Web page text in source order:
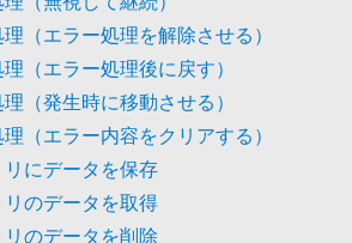
（エラー処理を解除させる）
（エラー処理後に戻す）
（発生時に移動させる）
（エラー内容をクリアする）
リにデータを保存
リのデータを取得
リのデータを削除